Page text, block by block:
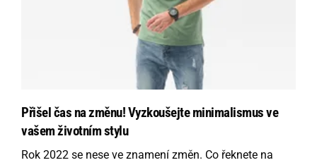
Přišel čas na změnu! Vyzkoušejte minimalismus ve
vašem životním stylu
Rok 2022 se nese ve znamení změn. Co řeknete na